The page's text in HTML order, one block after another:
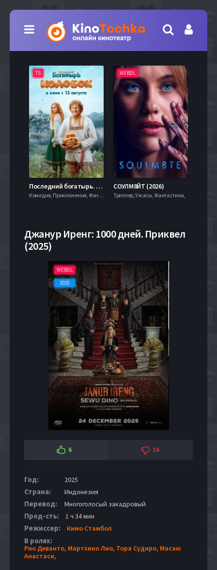
TS
Последний богатырь. Колобок (2026)
Комедия, Приключения, Фэнтези,
WEBDL
СОУЛМ8ЙТ (2026)
Триллер, Ужасы, Фантастика,
Джанур Иренг: 1000 дней. Приквел
(2025)
WEBDL
2025
6 16
Год: 2025
Страна: Индонезия
Перевод: Многоголосый закадровый
Прод-сть: 1 ч 34 мин
Режиссер: Кимо Стамбол
В ролях:
Рио Деванто, Мартхино Лио, Тора Судиро, Масаю
Анастаси,